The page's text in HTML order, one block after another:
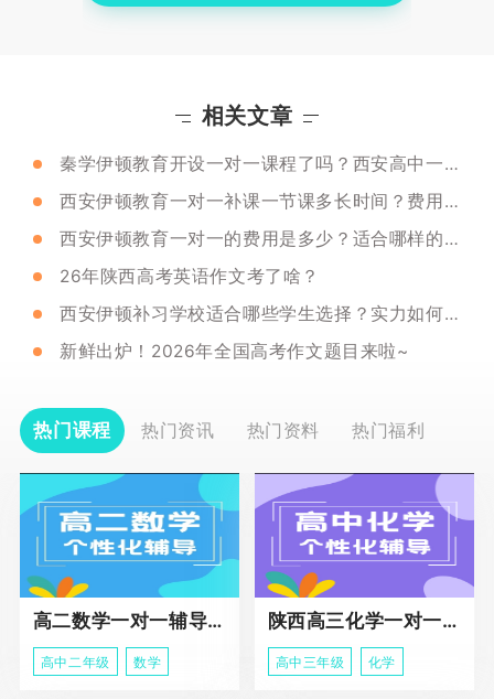
相关文章
秦学伊顿教育开设一对一课程了吗？西安高中一对一课程有用吗？
西安伊顿教育一对一补课一节课多长时间？费用是多少？
西安伊顿教育一对一的费用是多少？适合哪样的学生选择？
26年陕西高考英语作文考了啥？
西安伊顿补习学校适合哪些学生选择？实力如何呢？
新鲜出炉！2026年全国高考作文题目来啦~
热门课程 热门资讯 热门资料 热门福利
高二数学一对一辅导课程
高中二年级 数学
陕西高三化学一对一个性化辅导课程
高中三年级 化学